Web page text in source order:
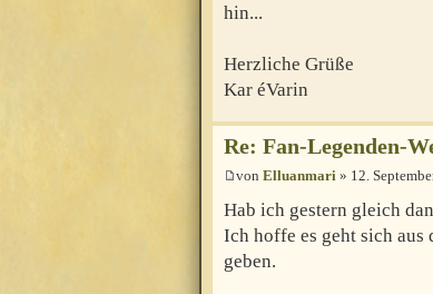
hin...
Herzliche Grüße
Kar éVarin
Re: Fan-Legenden-
von Elluanmari » 12.
Hab ich gestern gleich
Ich hoffe es geht sich aus
geben.